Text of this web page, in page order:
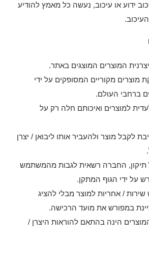
ידוע או עיכוב, נעשה כל מאמץ להודיע
המוצרים המוצגים באתר.
מוצרים מקוריים המסופקים על ידי
ברחבי העולם.
למוצרים ואיכותם חלה רק על
לקבל מוצר ולהעביר אותו ליבואן / יצרן
החברה רשאית לגבות מהמשתמש
על ידי הגוף המתקן.
שירות / אחריות למוצר מבלי להציג
במפורש את מועד הרכישה.
הינה בהתאם להוראות היצרן /